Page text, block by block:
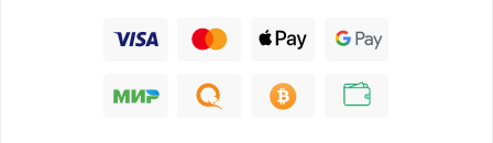
Заказать
Полный ремонт заварочного блока